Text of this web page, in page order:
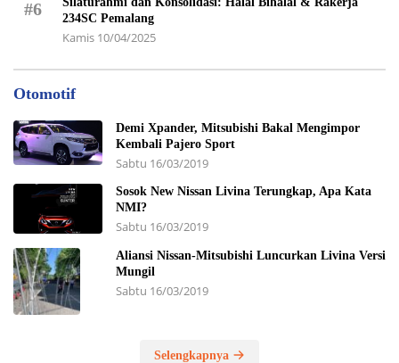
#6
234SC Pemalang
Kamis 10/04/2025
Otomotif
Demi Xpander, Mitsubishi Bakal Mengimpor
Kembali Pajero Sport
Sabtu 16/03/2019
Sosok New Nissan Livina Terungkap, Apa Kata
NMI?
Sabtu 16/03/2019
Aliansi Nissan-Mitsubishi Luncurkan Livina Versi
Mungil
Sabtu 16/03/2019
Selengkapnya